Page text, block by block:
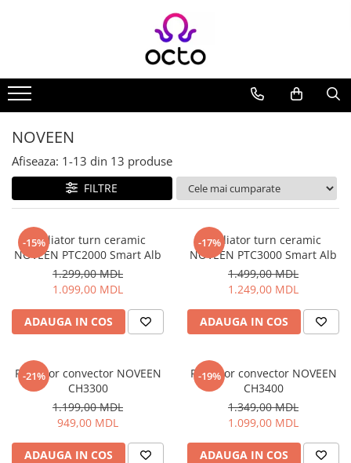
Computere
Desktop PC
Componente PC
Stocare Date
Accesorii Notebook
Tablete
Casa si Gradina
Iluminare
Iluminare decorativa
Lampi antibacteriene
Lampi insecticide
NOVEEN
Afiseaza: 1-13 din 13 produse
FILTRE
-15%
Radiator turn ceramic
NOVEEN PTC2000 Smart Alb
1.299,00 MDL
1.099,00 MDL
ADAUGA IN COS
-17%
Radiator turn ceramic
NOVEEN PTC3000 Smart Alb
1.499,00 MDL
1.249,00 MDL
ADAUGA IN COS
-21%
Radiator convector NOVEEN
CH3300
1.199,00 MDL
949,00 MDL
ADAUGA IN COS
-19%
Radiator convector NOVEEN
CH3400
1.349,00 MDL
1.099,00 MDL
ADAUGA IN COS